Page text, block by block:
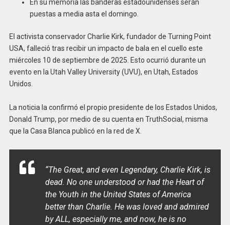
En su memoria las banderas estadounidenses serán
puestas a media asta el domingo.
El activista conservador Charlie Kirk, fundador de Turning Point
USA, falleció tras recibir un impacto de bala en el cuello este
miércoles 10 de septiembre de 2025. Esto ocurrió durante un
evento en la Utah Valley University (UVU), en Utah, Estados
Unidos.
La noticia la confirmó el propio presidente de los Estados Unidos,
Donald Trump, por medio de su cuenta en TruthSocial, misma
que la Casa Blanca publicó en la red de X.
“The Great, and even Legendary, Charlie Kirk, is
dead. No one understood or had the Heart of
the Youth in the United States of America
better than Charlie. He was loved and admired
by ALL, especially me, and now, he is no